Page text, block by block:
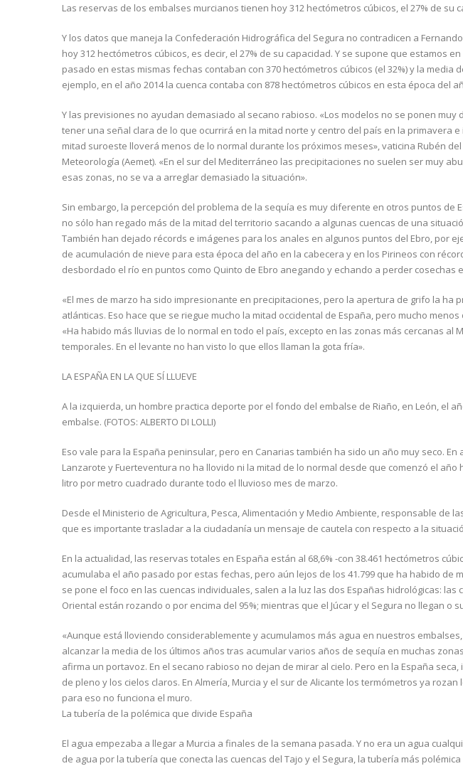
Las reservas de los embalses murcianos tienen hoy 312 hectómetros cúbicos, el 27% de su
Y los datos que maneja la Confederación Hidrográfica del Segura no contradicen a
hoy 312 hectómetros cúbicos, es decir, el 27% de su capacidad. Y se supone que estamos
pasado en estas mismas fechas contaban con 370 hectómetros cúbicos (el 32%) y la media
ejemplo, en el año 2014 la cuenca contaba con 878 hectómetros cúbicos en esta época del
Y las previsiones no ayudan demasiado al secano rabioso. «Los modelos no se ponen
tener una señal clara de lo que ocurrirá en la mitad norte y centro del país en la primavera
mitad suroeste lloverá menos de lo normal durante los próximos meses», vaticina Rubén
Meteorología (Aemet). «En el sur del Mediterráneo las precipitaciones no suelen ser muy
esas zonas, no se va a arreglar demasiado la situación».
Sin embargo, la percepción del problema de la sequía es muy diferente en otros puntos de
no sólo han regado más de la mitad del territorio sacando a algunas cuencas de una
También han dejado récords e imágenes para los anales en algunos puntos del Ebro, por
de acumulación de nieve para esta época del año en la cabecera y en los Pirineos con
desbordado el río en puntos como Quinto de Ebro anegando y echando a perder cosechas
«El mes de marzo ha sido impresionante en precipitaciones, pero la apertura de grifo la ha
atlánticas. Eso hace que se riegue mucho la mitad occidental de España, pero mucho
«Ha habido más lluvias de lo normal en todo el país, excepto en las zonas más cercanas al
temporales. En el levante no han visto lo que ellos llaman la gota fría».
LA ESPAÑA EN LA QUE SÍ LLUEVE
A la izquierda, un hombre practica deporte por el fondo del embalse de Riaño, en León, el
embalse. (FOTOS: ALBERTO DI LOLLI)
Eso vale para la España peninsular, pero en Canarias también ha sido un año muy seco. En
Lanzarote y Fuerteventura no ha llovido ni la mitad de lo normal desde que comenzó el año
litro por metro cuadrado durante todo el lluvioso mes de marzo.
Desde el Ministerio de Agricultura, Pesca, Alimentación y Medio Ambiente, responsable de
que es importante trasladar a la ciudadanía un mensaje de cautela con respecto a la
En la actualidad, las reservas totales en España están al 68,6% -con 38.461 hectómetros
acumulaba el año pasado por estas fechas, pero aún lejos de los 41.799 que ha habido de
se pone el foco en las cuencas individuales, salen a la luz las dos Españas hidrológicas: las
Oriental están rozando o por encima del 95%; mientras que el Júcar y el Segura no llegan o
«Aunque está lloviendo considerablemente y acumulamos más agua en nuestros
alcanzar la media de los últimos años tras acumular varios años de sequía en muchas
afirma un portavoz. En el secano rabioso no dejan de mirar al cielo. Pero en la España
de pleno y los cielos claros. En Almería, Murcia y el sur de Alicante los termómetros ya rozan
para eso no funciona el muro.
La tubería de la polémica que divide España
El agua empezaba a llegar a Murcia a finales de la semana pasada. Y no era un agua
de agua por la tubería que conecta las cuencas del Tajo y el Segura, la tubería más